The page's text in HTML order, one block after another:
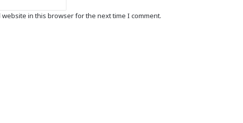
website in this browser for the next time I comment.